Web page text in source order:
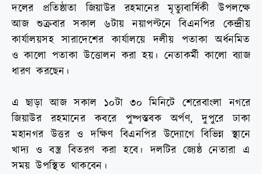
দলের প্রতিষ্ঠাতা জিয়াউর রহমানের মৃত্যুবার্ষিকী উপলক্ষে
আজ শুক্রবার সকাল ৬টায় নয়াপল্টনে বিএনপির কেন্দ্রীয়
কার্যালয়সহ সারাদেশের কার্যালয়ে দলীয় পতাকা অর্ধনমিত
ও কালো পতাকা উত্তোলন করা হয়। নেতাকর্মী কালো ব্যাজ
ধারণ করছেন।
এ ছাড়া আজ সকাল ১০টা ৩০ মিনিটে শেরেবাংলা নগরে
জিয়াউর রহমানের কবরে পুষ্পস্তবক অর্পণ, দুপুরে ঢাকা
মহানগর উত্তর ও দক্ষিণ বিএনপির উদ্যোগে বিভিন্ন স্থানে
খাদ্য ও বস্ত্র বিতরণ করা হবে। দলটির জ্যেষ্ঠ নেতারা এ
সময় উপস্থিত থাকবেন।